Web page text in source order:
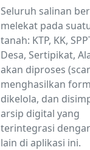
Seluruh salinan
melekat pada
tanah: KTP, KK,
Desa, Sertipikat,
akan diproses
menghasilkan
dikelola, dan
arsip digital yang
terintegrasi
lain di aplikasi ini.